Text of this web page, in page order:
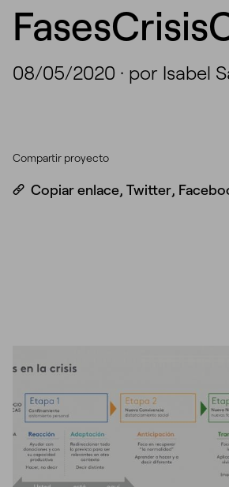
08/05/2020 · por Isabel
Compartir proyecto
Copiar enlace, Twitter,